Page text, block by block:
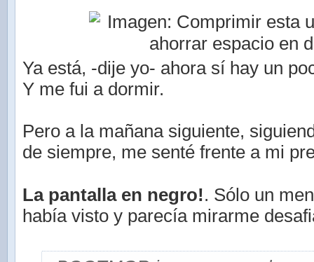
Ya está, -dije yo- ahora sí hay un
Y me fui a dormir.
Pero a la mañana siguiente,
de siempre, me senté frente a mi
La pantalla en negro!. Sólo un
había visto y parecía mirarme